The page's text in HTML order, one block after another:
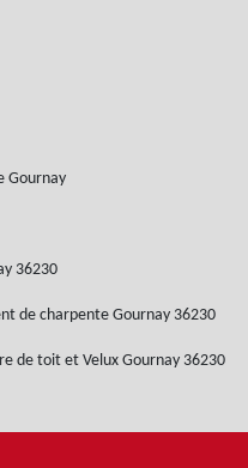
Gournay
36230
de charpente Gournay 36230
de toit et Velux Gournay 36230